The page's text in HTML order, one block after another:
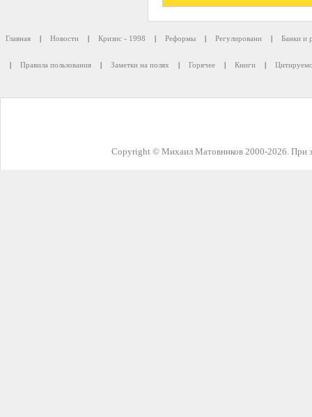
Главная | Новости | Кризис - 1998 | Реформы | Регулировани | Банки и
| Правила пользования | Заметки на полях | Горячее | Книги |
Copyright © Михаил Матовников 2000-2026. При